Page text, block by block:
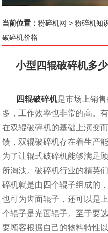
当前位置：粉碎机网 >粉碎机知
破碎机价格
小型四辊破碎机多
四辊破碎机是市场上销
多，工作效率也非常的高。
在双辊破碎机的基础上演变
馈，双辊破碎机存在着生产
为了让辊式破碎机能够满足
所淘汰。破碎机行业的精英
碎机就是由四个辊子组成的
也可为齿面辊子，还可以是
个辊子是光面辊子。至于要
要顾客根据自己的物料特性